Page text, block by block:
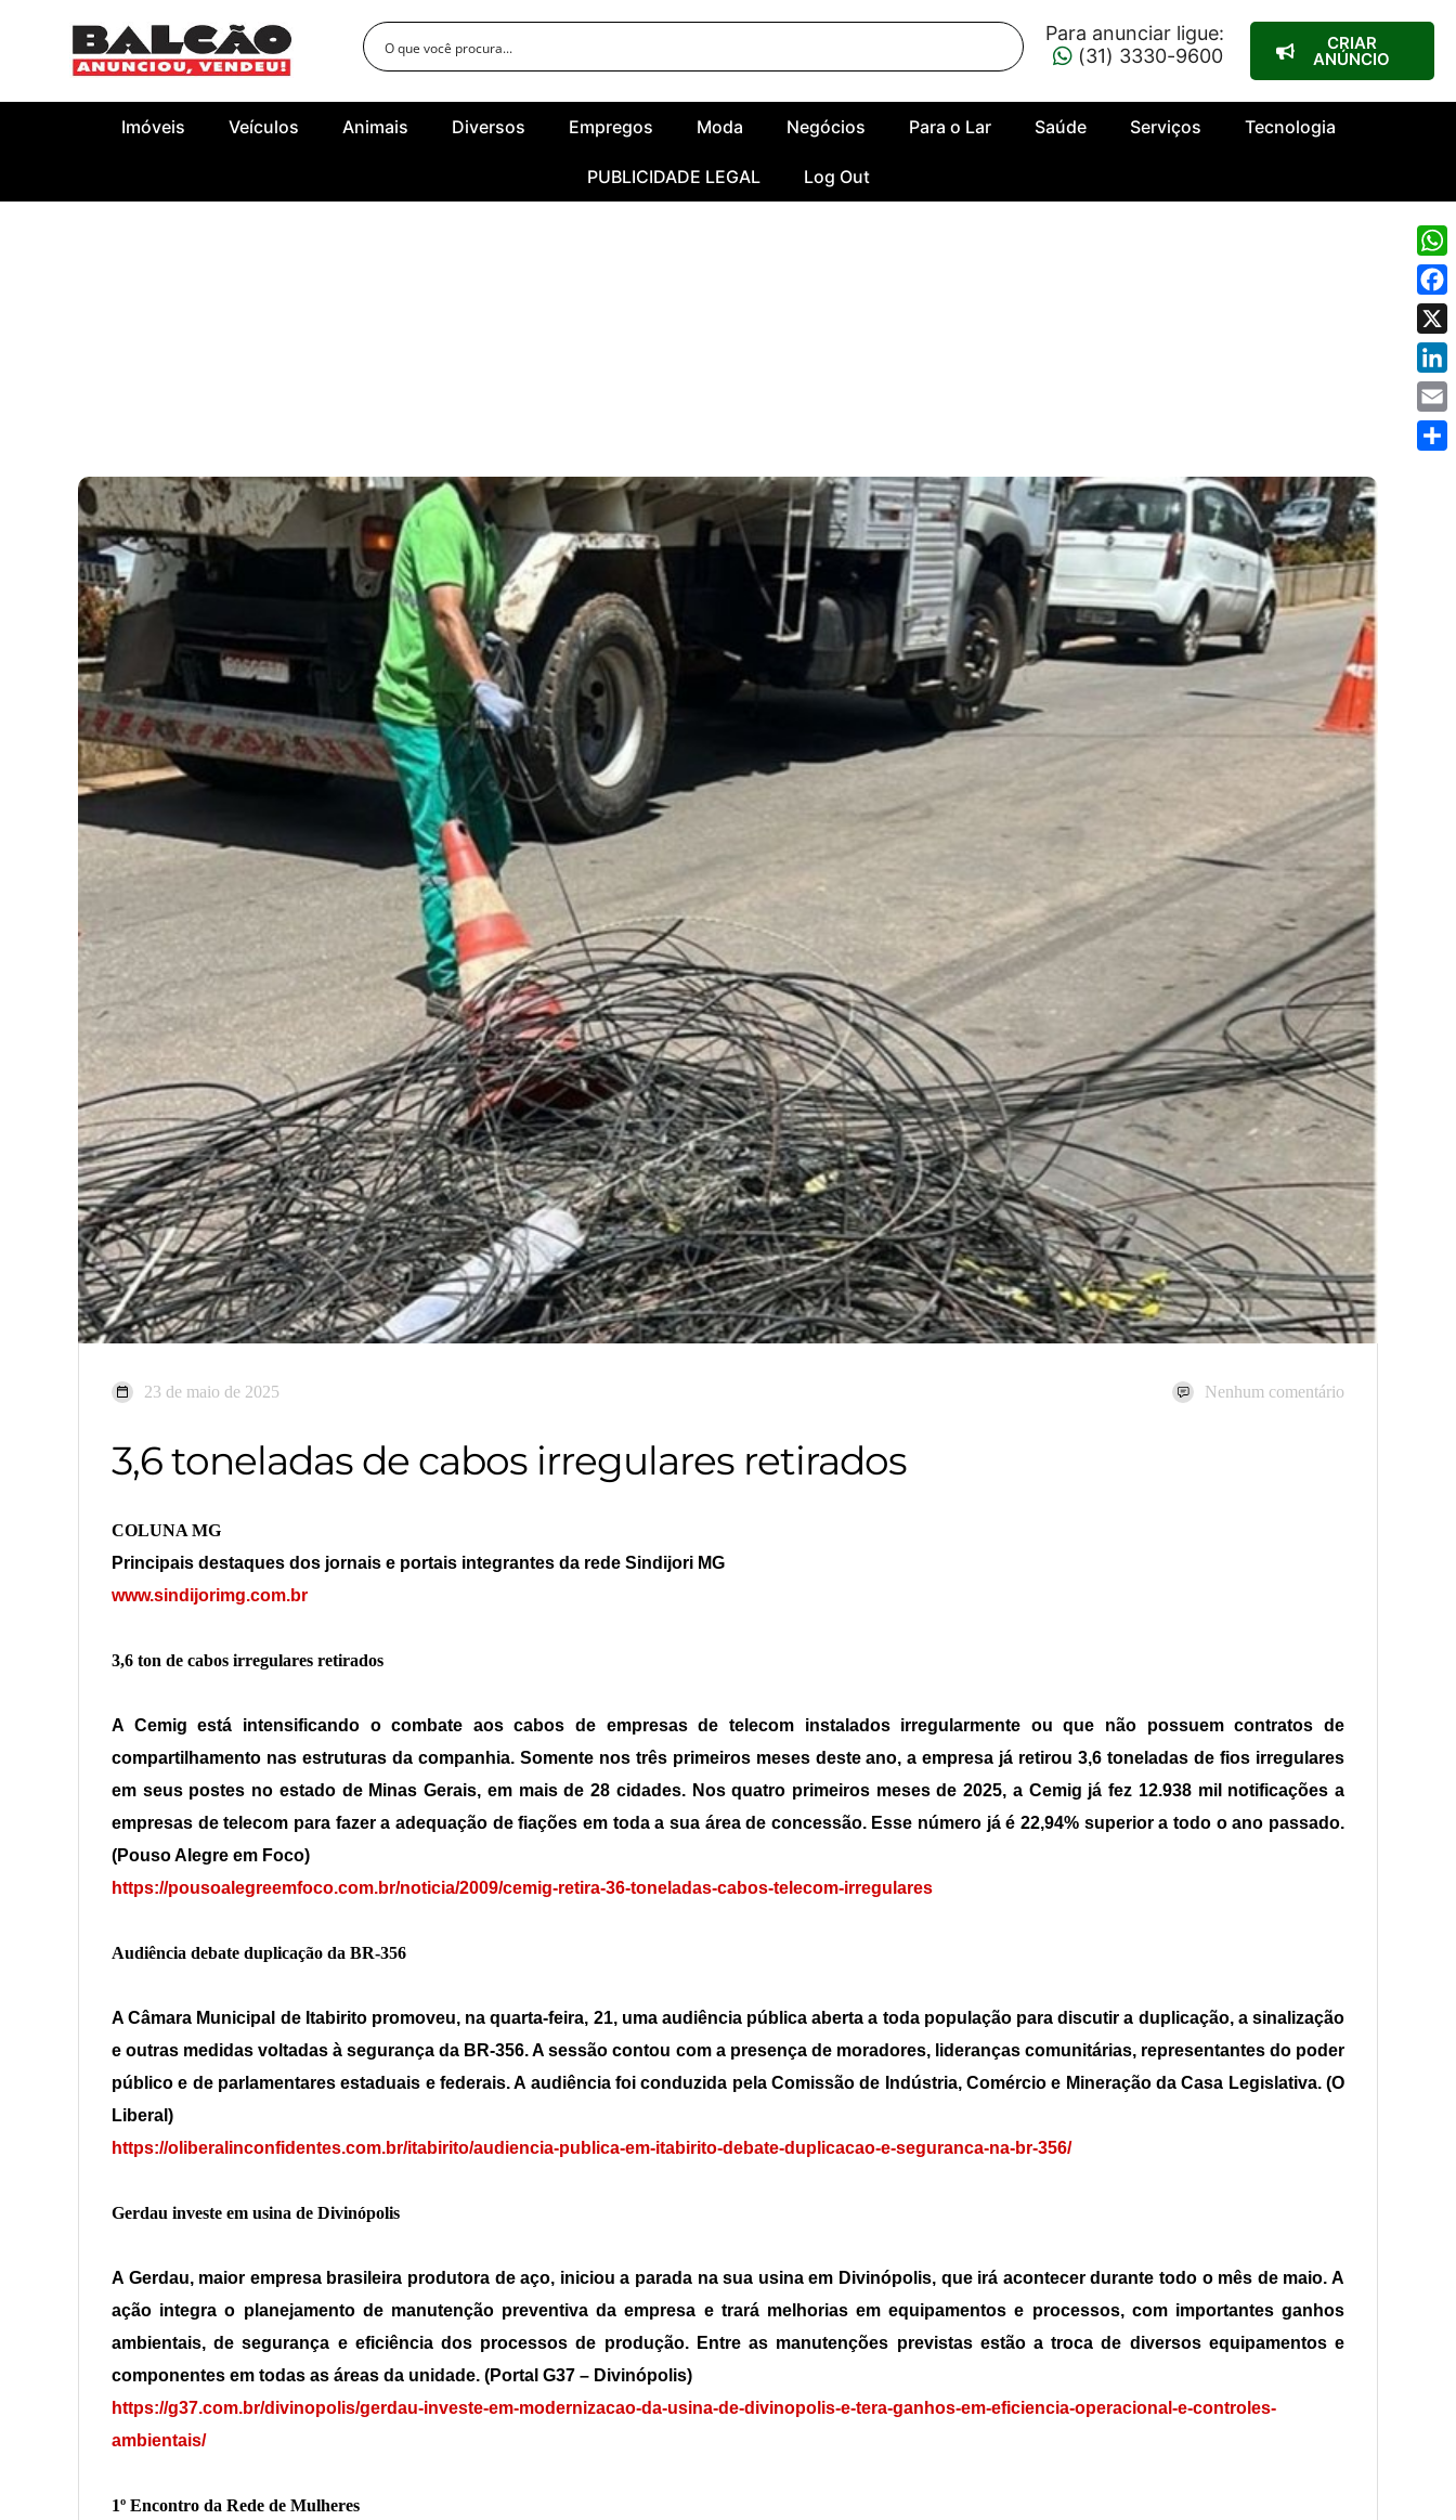
Para anunciar ligue:
(31) 3330-9600
CRIAR
ANÚNCIO
Imóveis Veículos Animais Diversos Empregos Moda Negócios Para o Lar Saúde Serviços Tecnologia
PUBLICIDADE LEGAL Log Out
23 de maio de 2025 Nenhum comentário
3,6 toneladas de cabos irregulares retirados
COLUNA MG
Principais destaques dos jornais e portais integrantes da rede Sindijori MG
www.sindijorimg.com.br
3,6 ton de cabos irregulares retirados
A Cemig está intensificando o combate aos cabos de empresas de telecom instalados irregularmente ou que não possuem contratos de
compartilhamento nas estruturas da companhia. Somente nos três primeiros meses deste ano, a empresa já retirou 3,6 toneladas de fios irregulares
em seus postes no estado de Minas Gerais, em mais de 28 cidades. Nos quatro primeiros meses de 2025, a Cemig já fez 12.938 mil notificações a
empresas de telecom para fazer a adequação de fiações em toda a sua área de concessão. Esse número já é 22,94% superior a todo o ano passado.
(Pouso Alegre em Foco)
https://pousoalegreemfoco.com.br/noticia/2009/cemig-retira-36-toneladas-cabos-telecom-irregulares
Audiência debate duplicação da BR-356
A Câmara Municipal de Itabirito promoveu, na quarta-feira, 21, uma audiência pública aberta a toda população para discutir a duplicação, a sinalização
e outras medidas voltadas à segurança da BR-356. A sessão contou com a presença de moradores, lideranças comunitárias, representantes do poder
público e de parlamentares estaduais e federais. A audiência foi conduzida pela Comissão de Indústria, Comércio e Mineração da Casa Legislativa. (O
Liberal)
https://oliberalinconfidentes.com.br/itabirito/audiencia-publica-em-itabirito-debate-duplicacao-e-seguranca-na-br-356/
Gerdau investe em usina de Divinópolis
A Gerdau, maior empresa brasileira produtora de aço, iniciou a parada na sua usina em Divinópolis, que irá acontecer durante todo o mês de maio. A
ação integra o planejamento de manutenção preventiva da empresa e trará melhorias em equipamentos e processos, com importantes ganhos
ambientais, de segurança e eficiência dos processos de produção. Entre as manutenções previstas estão a troca de diversos equipamentos e
componentes em todas as áreas da unidade. (Portal G37 – Divinópolis)
https://g37.com.br/divinopolis/gerdau-investe-em-modernizacao-da-usina-de-divinopolis-e-tera-ganhos-em-eficiencia-operacional-e-controles-
ambientais/
1º Encontro da Rede de Mulheres
X